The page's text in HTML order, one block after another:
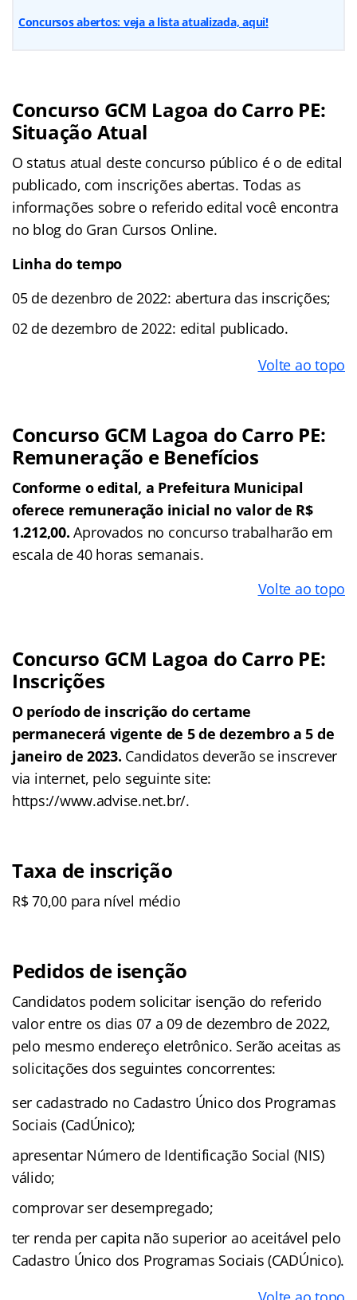
Concursos abertos: veja a lista atualizada, aqui!
Concurso GCM Lagoa do Carro PE:
Situação Atual
O status atual deste concurso público é o de edital
publicado, com inscrições abertas. Todas as
informações sobre o referido edital você encontra
no blog do Gran Cursos Online.
Linha do tempo
05 de dezenbro de 2022: abertura das inscrições;
02 de dezembro de 2022: edital publicado.
Volte ao topo
Concurso GCM Lagoa do Carro PE:
Remuneração e Benefícios
Conforme o edital, a Prefeitura Municipal
oferece remuneração inicial no valor de R$
1.212,00.Aprovados no concurso trabalharão em
escala de 40 horas semanais.
Volte ao topo
Concurso GCM Lagoa do Carro PE:
Inscrições
O período de inscrição do certame
permanecerá vigente de 5 de dezembro a 5 de
janeiro de 2023. Candidatos deverão se inscrever
via internet, pelo seguinte site:
https://www.advise.net.br/.
Taxa de inscrição
R$ 70,00 para nível médio
Pedidos de isenção
Candidatos podem solicitar isenção do referido
valor entre os dias 07 a 09 de dezembro de 2022,
pelo mesmo endereço eletrônico. Serão aceitas as
solicitações dos seguintes concorrentes:
ser cadastrado no Cadastro Único dos Programas
Sociais (CadÚnico);
apresentar Número de Identificação Social (NIS)
válido;
comprovar ser desempregado;
ter renda per capita não superior ao aceitável pelo
Cadastro Único dos Programas Sociais (CADÚnico).